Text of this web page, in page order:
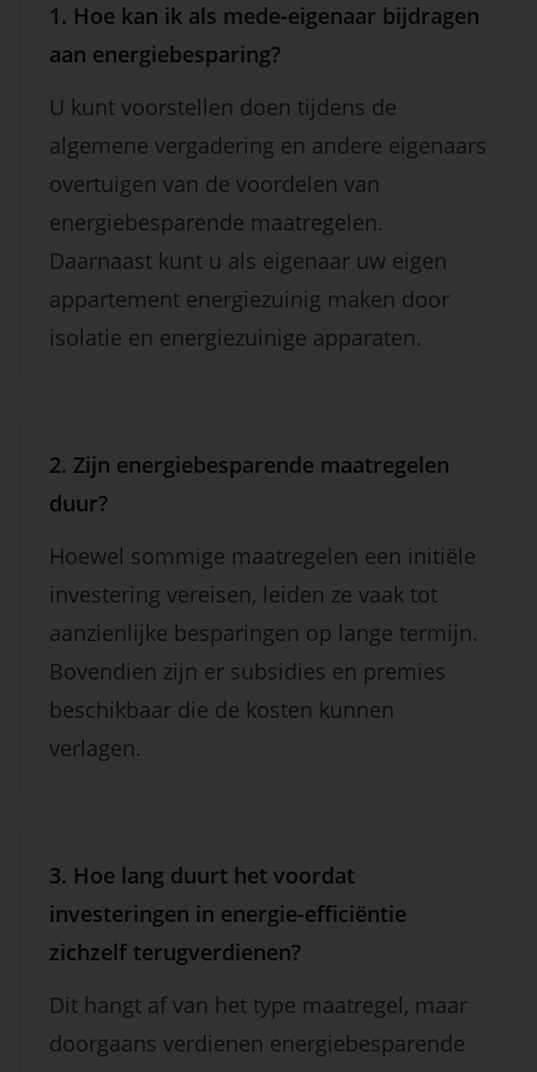
1. Hoe kan ik als mede-eigenaar bijdragen
aan energiebesparing?
U kunt voorstellen doen tijdens de
algemene vergadering en andere eigenaars
overtuigen van de voordelen van
energiebesparende maatregelen.
Daarnaast kunt u als eigenaar uw eigen
appartement energiezuinig maken door
isolatie en energiezuinige apparaten.
2. Zijn energiebesparende maatregelen
duur?
Hoewel sommige maatregelen een initiële
investering vereisen, leiden ze vaak tot
aanzienlijke besparingen op lange termijn.
Bovendien zijn er subsidies en premies
beschikbaar die de kosten kunnen
verlagen.
3. Hoe lang duurt het voordat
investeringen in energie-efficiëntie
zichzelf terugverdienen?
Dit hangt af van het type maatregel, maar
doorgaans verdienen energiebesparende